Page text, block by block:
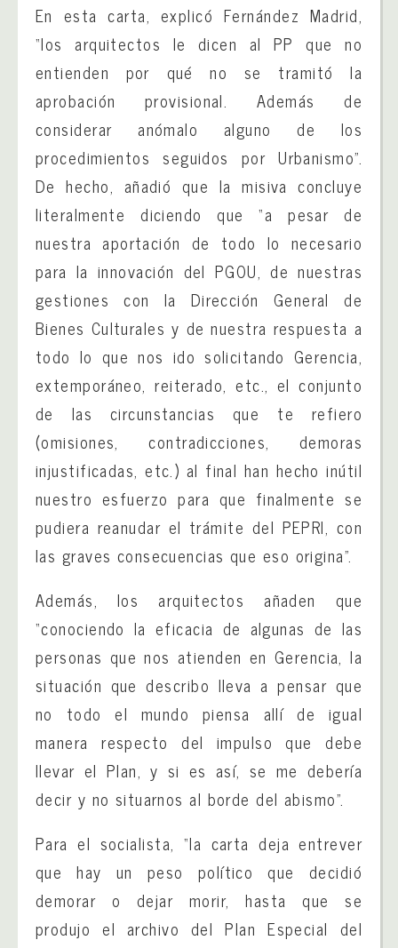
En esta carta, explicó Fernández Madrid,
“los arquitectos le dicen al PP que no
entienden por qué no se tramitó la
aprobación provisional. Además de
considerar anómalo alguno de los
procedimientos seguidos por Urbanismo”.
De hecho, añadió que la misiva concluye
literalmente diciendo que “a pesar de
nuestra aportación de todo lo necesario
para la innovación del PGOU, de nuestras
gestiones con la Dirección General de
Bienes Culturales y de nuestra respuesta a
todo lo que nos ido solicitando Gerencia,
extemporáneo, reiterado, etc., el conjunto
de las circunstancias que te refiero
(omisiones, contradicciones, demoras
injustificadas, etc.) al final han hecho inútil
nuestro esfuerzo para que finalmente se
pudiera reanudar el trámite del PEPRI, con
las graves consecuencias que eso origina”.
Además, los arquitectos añaden que
“conociendo la eficacia de algunas de las
personas que nos atienden en Gerencia, la
situación que describo lleva a pensar que
no todo el mundo piensa allí de igual
manera respecto del impulso que debe
llevar el Plan, y si es así, se me debería
decir y no situarnos al borde del abismo”.
Para el socialista, “la carta deja entrever
que hay un peso político que decidió
demorar o dejar morir, hasta que se
produjo el archivo del Plan Especial del